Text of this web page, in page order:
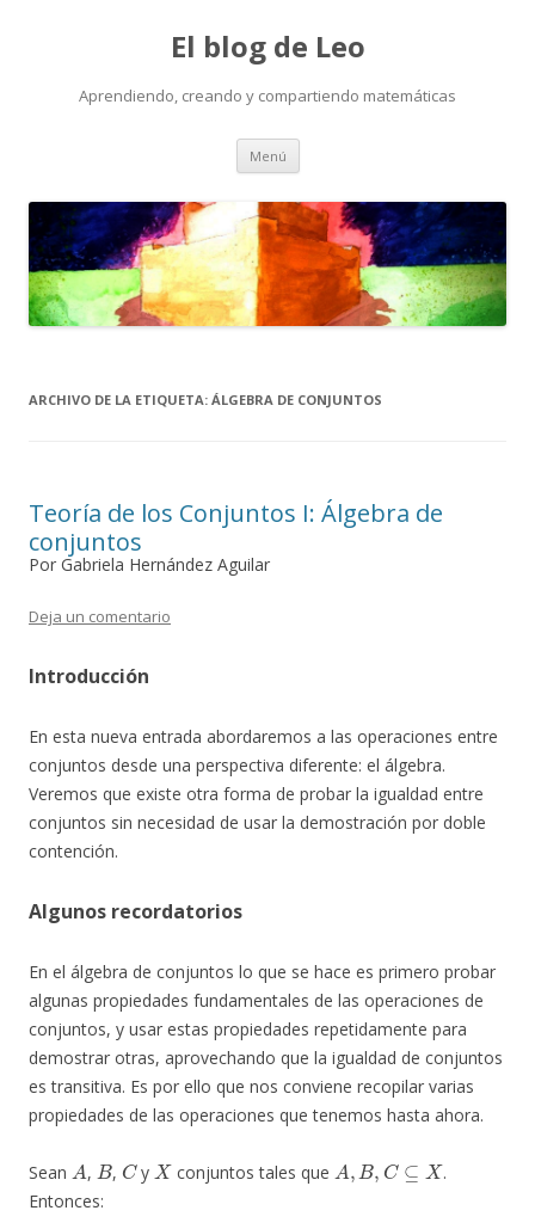
El blog de Leo
Aprendiendo, creando y compartiendo matemáticas
Menú Saltar
contenido
ARCHIVO DE LA ETIQUETA: ÁLGEBRA DE CONJUNTOS
Teoría de los Conjuntos I: Álgebra de
conjuntos
Por Gabriela Hernández Aguilar
Deja un comentario
Introducción
En esta nueva entrada abordaremos a las operaciones entre
conjuntos desde una perspectiva diferente: el álgebra.
Veremos que existe otra forma de probar la igualdad entre
conjuntos sin necesidad de usar la demostración por doble
contención.
Algunos recordatorios
En el álgebra de conjuntos lo que se hace es primero probar
algunas propiedades fundamentales de las operaciones de
conjuntos, y usar estas propiedades repetidamente para
demostrar otras, aprovechando que la igualdad de conjuntos
es transitiva. Es por ello que nos conviene recopilar varias
propiedades de las operaciones que tenemos hasta ahora.
Sean
A
,
B
,
C
y
X
conjuntos tales que
A B,C ⊆X
.
Entonces: